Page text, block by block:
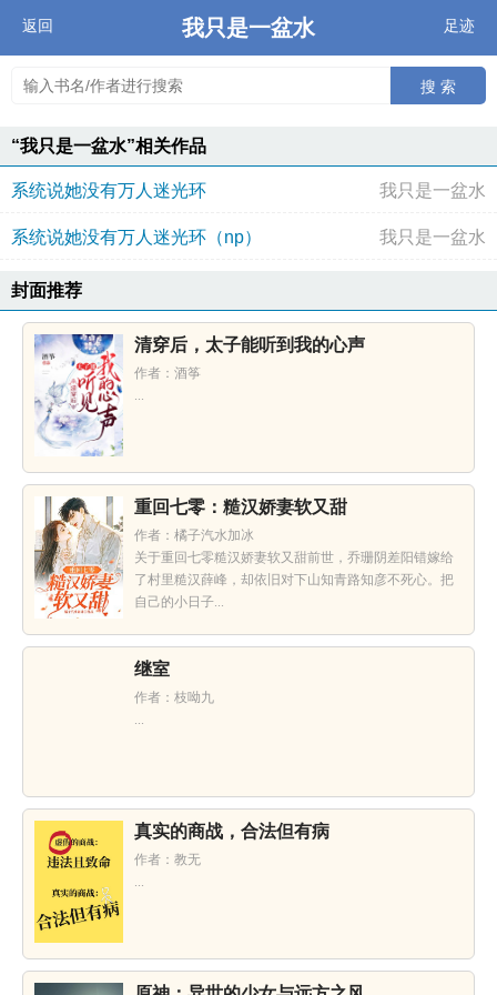
返回 我只是一盆水 足迹
搜 索
“我只是一盆水”相关作品
系统说她没有万人迷光环 我只是一盆水
系统说她没有万人迷光环（np） 我只是一盆水
封面推荐
清穿后，太子能听到我的心声
作者：酒筝
...
重回七零：糙汉娇妻软又甜
作者：橘子汽水加冰
关于重回七零糙汉娇妻软又甜前世，乔珊阴差阳错嫁给
了村里糙汉薛峰，却依旧对下山知青路知彦不死心。把
自己的小日子...
继室
作者：枝呦九
...
真实的商战，合法但有病
作者：教无
...